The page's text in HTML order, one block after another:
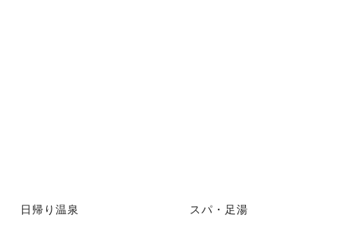
日帰り温泉 スパ・足湯